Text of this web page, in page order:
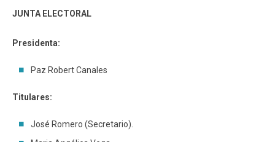
JUNTA ELECTORAL
Presidenta:
Paz Robert Canales
Titulares:
José Romero (Secretario).